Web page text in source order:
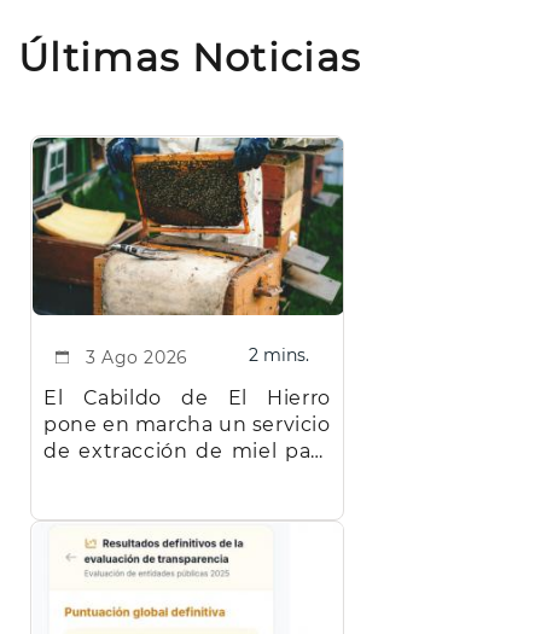
Últimas Noticias
3 Ago 2026 2 mins.
El Cabildo de El Hierro
pone en marcha un servicio
de extracción de miel para